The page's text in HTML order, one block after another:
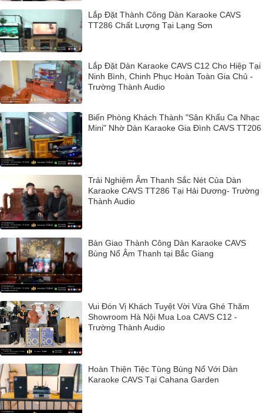
Lắp Đặt Thành Công Dàn Karaoke CAVS
TT286 Chất Lượng Tại Lạng Sơn
Lắp Đặt Dàn Karaoke CAVS C12 Cho Hiệp Tại
Ninh Bình, Chinh Phục Hoàn Toàn Gia Chủ -
Trường Thành Audio
Biến Phòng Khách Thành "Sân Khấu Ca Nhạc
Mini" Nhờ Dàn Karaoke Gia Đình CAVS TT206
Trải Nghiệm Âm Thanh Sắc Nét Của Dàn
Karaoke CAVS TT286 Tại Hải Dương- Trường
Thành Audio
Bàn Giao Thành Công Dàn Karaoke CAVS
Bùng Nổ Âm Thanh tại Bắc Giang
Vui Đón Vị Khách Tuyệt Vời Vừa Ghé Thăm
Showroom Hà Nội Mua Loa CAVS C12 -
Trường Thành Audio
Hoàn Thiện Tiệc Tùng Bùng Nổ Với Dàn
Karaoke CAVS Tại Cahana Garden